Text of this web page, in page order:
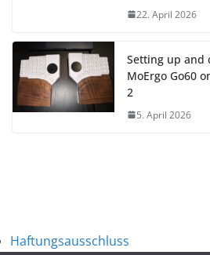
22. April 2026
Setting up and
MoErgo Go60
2
5. April 2026
Haftungsausschluss